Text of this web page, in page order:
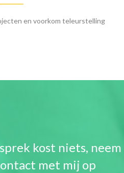
en voorkom teleurstelling
kost niets, neem
met mij op